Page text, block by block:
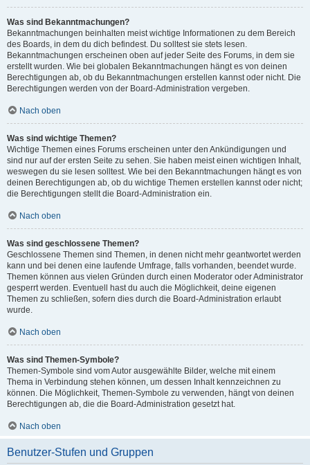
Was sind Bekanntmachungen?
Bekanntmachungen beinhalten meist wichtige Informationen zu dem Bereich
des Boards, in dem du dich befindest. Du solltest sie stets lesen.
Bekanntmachungen erscheinen oben auf jeder Seite des Forums, in dem sie
erstellt wurden. Wie bei globalen Bekanntmachungen hängt es von deinen
Berechtigungen ab, ob du Bekanntmachungen erstellen kannst oder nicht. Die
Berechtigungen werden von der Board-Administration vergeben.
Nach oben
Was sind wichtige Themen?
Wichtige Themen eines Forums erscheinen unter den Ankündigungen und
sind nur auf der ersten Seite zu sehen. Sie haben meist einen wichtigen Inhalt,
weswegen du sie lesen solltest. Wie bei den Bekanntmachungen hängt es von
deinen Berechtigungen ab, ob du wichtige Themen erstellen kannst oder nicht;
die Berechtigungen stellt die Board-Administration ein.
Nach oben
Was sind geschlossene Themen?
Geschlossene Themen sind Themen, in denen nicht mehr geantwortet werden
kann und bei denen eine laufende Umfrage, falls vorhanden, beendet wurde.
Themen können aus vielen Gründen durch einen Moderator oder Administrator
gesperrt werden. Eventuell hast du auch die Möglichkeit, deine eigenen
Themen zu schließen, sofern dies durch die Board-Administration erlaubt
wurde.
Nach oben
Was sind Themen-Symbole?
Themen-Symbole sind vom Autor ausgewählte Bilder, welche mit einem
Thema in Verbindung stehen können, um dessen Inhalt kennzeichnen zu
können. Die Möglichkeit, Themen-Symbole zu verwenden, hängt von deinen
Berechtigungen ab, die die Board-Administration gesetzt hat.
Nach oben
Benutzer-Stufen und Gruppen